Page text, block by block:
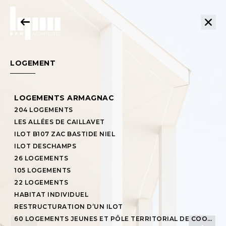
ÉQUIPEMENT PUBLIC
TERTIAIRE BUREAUX COMMERCES
LOGEMENT
LOGEMENTS ARMAGNAC
204 LOGEMENTS
LES ALLÉES DE CAILLAVET
ILOT B107 ZAC BASTIDE NIEL
ILOT DESCHAMPS
26 LOGEMENTS
105 LOGEMENTS
22 LOGEMENTS
HABITAT INDIVIDUEL
RESTRUCTURATION D’UN ILOT
60 LOGEMENTS JEUNES ET PÔLE TERRITORIAL DE COOPÉRATION JEUNESSE